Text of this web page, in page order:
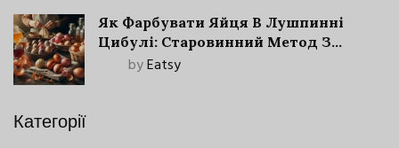
Як Фарбувати Яйця В Лушпинні
Цибулі: Старовинний Метод З
Сучасними Нюансами
byEatsy
Категорії